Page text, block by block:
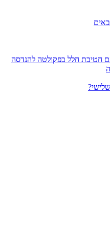
חטיבת חלל בפקולטה להנדסה